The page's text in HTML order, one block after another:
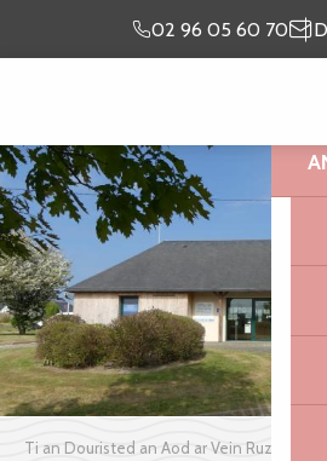
02 96 05 60 70
prientiñ ma
chomadenn
Ti an Douristed an Aod ar Vein Ruz